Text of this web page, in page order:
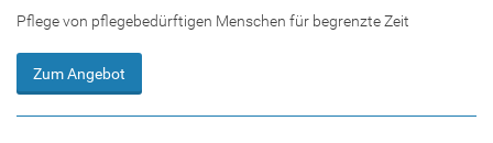
Pflege von pflegebedürftigen Menschen für begrenzte Zeit
Zum Angebot